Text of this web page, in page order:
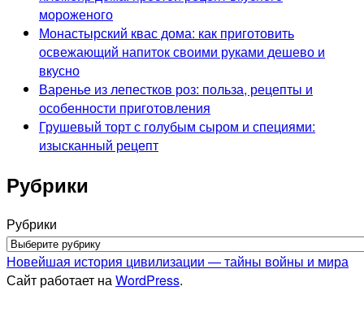
мороженого
Монастырский квас дома: как приготовить
освежающий напиток своими руками дешево и
вкусно
Варенье из лепестков роз: польза, рецепты и
особенности приготовления
Грушевый торт с голубым сыром и специями:
изысканный рецепт
Рубрики
Рубрики
Новейшая история цивилизации — тайны войны и мира
Сайт работает на WordPress.